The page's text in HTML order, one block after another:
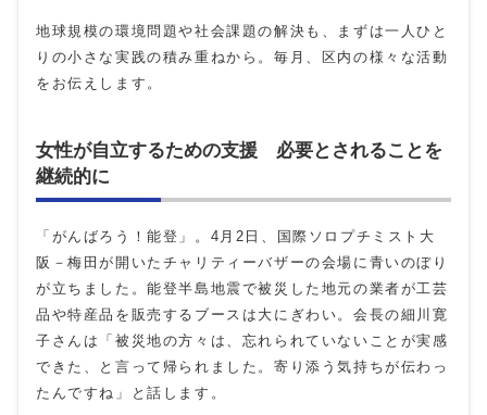
地球規模の環境問題や社会課題の解決も、まずは一人ひと
りの小さな実践の積み重ねから。毎月、区内の様々な活動
をお伝えします。
女性が自立するための支援 必要とされることを
継続的に
「がんばろう！能登」。4月2日、国際ソロプチミスト大
阪－梅田が開いたチャリティーバザーの会場に青いのぼり
が立ちました。能登半島地震で被災した地元の業者が工芸
品や特産品を販売するブースは大にぎわい。会長の細川寛
子さんは「被災地の方々は、忘れられていないことが実感
できた、と言って帰られました。寄り添う気持ちが伝わっ
たんですね」と話します。